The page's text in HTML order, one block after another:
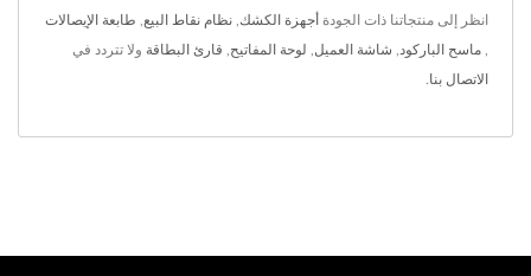
انظر إلى منتجاتنا ذات الجودة أجهزة الكشك, نظام نقاط البيع, طابعة الإيصالات
, ماسح الباركود, شاشة العميل, لوحة المفاتيح, قارئ البطاقة ولا تتردد في
الاتصال بنا.